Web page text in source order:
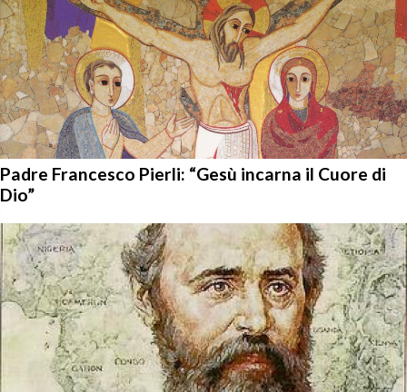
Padre Francesco Pierli: “Gesù incarna il Cuore di
Dio”